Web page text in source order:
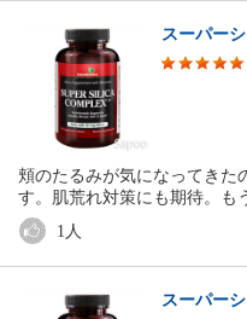
スーパー
頬のたるみが気になってきた
す。肌荒れ対策にも期待。も
1 人
スーパー